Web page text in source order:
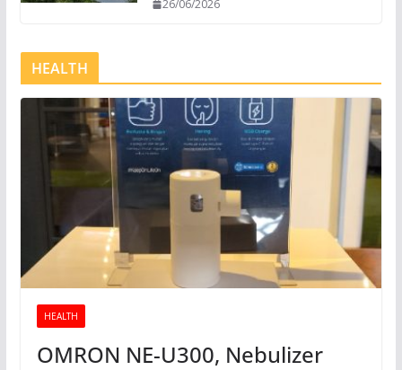
26/06/2026
HEALTH
HEALTH
OMRON NE-U300, Nebulizer